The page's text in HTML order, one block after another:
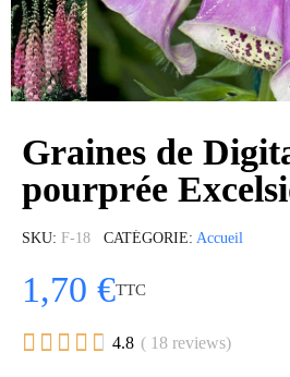
Graines de
pourprée
SKU F-18 CATÉGORIE Accueil
1,70 €TTC
     4.8 ( 18 reviews)